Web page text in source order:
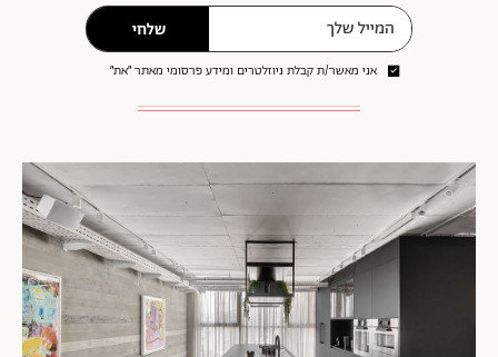
שלחי
אני מאשר/ת קבלת ניוזלטרים ומידע פרסומי מאתר ״את״